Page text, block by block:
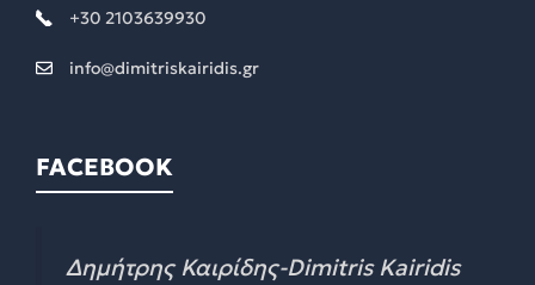
+30 2103639930
info@dimitriskairidis.gr
FACEBOOK
Δημήτρης Καιρίδης-Dimitris Kairidis